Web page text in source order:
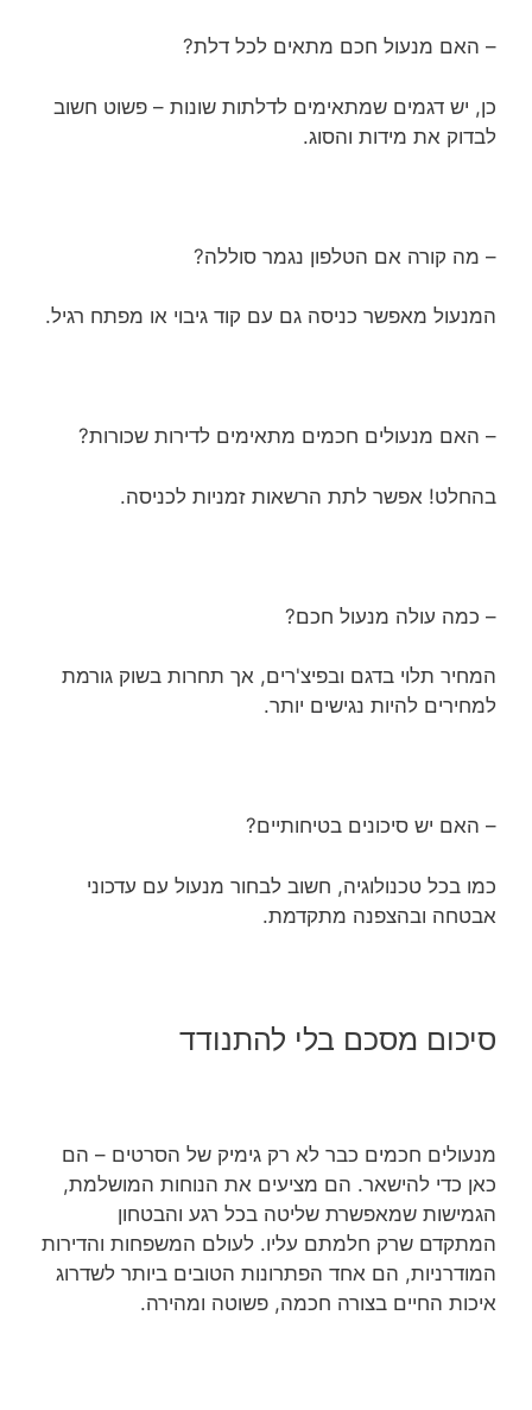
– האם מנעול חכם מתאים לכל דלת?
כן, יש דגמים שמתאימים לדלתות שונות – פשוט חשוב
לבדוק את מידות והסוג.
– מה קורה אם הטלפון נגמר סוללה?
המנעול מאפשר כניסה גם עם קוד גיבוי או מפתח רגיל.
– האם מנעולים חכמים מתאימים לדירות שכורות?
בהחלט! אפשר לתת הרשאות זמניות לכניסה.
– כמה עולה מנעול חכם?
המחיר תלוי בדגם ובפיצ'רים, אך תחרות בשוק גורמת
למחירים להיות נגישים יותר.
– האם יש סיכונים בטיחותיים?
כמו בכל טכנולוגיה, חשוב לבחור מנעול עם עדכוני
אבטחה ובהצפנה מתקדמת.
סיכום מסכם בלי להתנודד
מנעולים חכמים כבר לא רק גימיק של הסרטים – הם
כאן כדי להישאר. הם מציעים את הנוחות המושלמת,
הגמישות שמאפשרת שליטה בכל רגע והבטחון
המתקדם שרק חלמתם עליו. לעולם המשפחות והדירות
המודרניות, הם אחד הפתרונות הטובים ביותר לשדרוג
איכות החיים בצורה חכמה, פשוטה ומהירה.